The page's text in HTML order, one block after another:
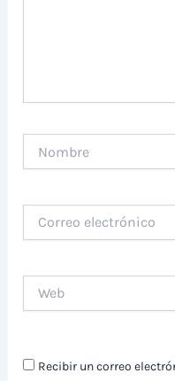
electrónico
Recibir un correo